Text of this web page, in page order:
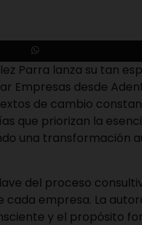
Parra lanza su tan
Empresas desde
de cambio
que priorizan la
una transformación
del proceso
cada empresa. La
y el propósito